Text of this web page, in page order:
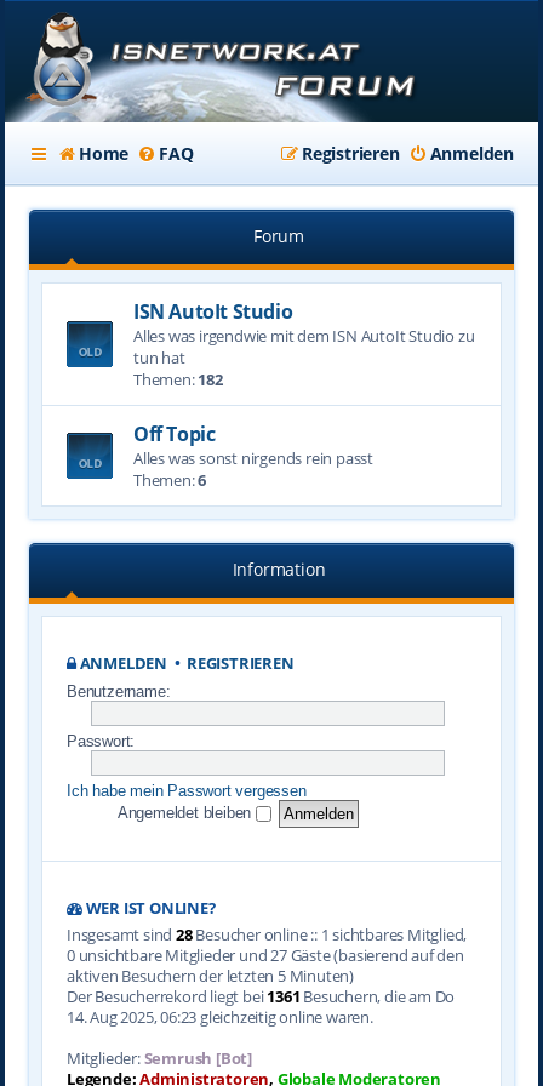
Home FAQ Anmelden
Registrieren
Forum
ISN AutoIt Studio
Alles was irgendwie mit dem ISN AutoIt Studio zu
tun hat
Themen:182
Off Topic
Alles was sonst nirgends rein passt
Themen:6
Information
ANMELDEN • REGISTRIEREN
Benutzername:
Passwort:
Ich habe mein Passwort vergessen
Angemeldet bleiben
WER IST ONLINE?
Insgesamt sind 28Besucher online :: 1 sichtbares Mitglied,
0 unsichtbare Mitglieder und 27 Gäste (basierend auf den
aktiven Besuchern der letzten 5 Minuten)
Der Besucherrekord liegt bei1361 Besuchern, die am Do
14. Aug 2025, 06:23 gleichzeitig online waren.
Mitglieder:Semrush [Bot]
Legende:Administratoren, Globale Moderatoren